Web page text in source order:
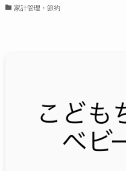
家計管理・節約